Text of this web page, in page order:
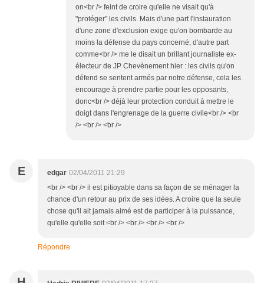
on<br /> feint de croire qu'elle ne visait qu'à
"protéger" les civils. Mais d'une part l'instauration
d'une zone d'exclusion exige qu'on bombarde au
moins la défense du pays concerné, d'autre part
comme<br /> me le disait un brillant journaliste ex-
électeur de JP Chevènement hier : les civils qu'on
défend se sentent armés par notre défense, cela les
encourage à prendre partie pour les opposants,
donc<br /> déjà leur protection conduit à mettre le
doigt dans l'engrenage de la guerre civile<br /> <br
/> <br /> <br />
E edgar 02/04/2011 21:29
<br /> <br /> il est pitioyable dans sa façon de se ménager la
chance d'un retour au prix de ses idées. A croire que la seule
chose qu'il ait jamais aimé est de participer à la puissance,
qu'elle qu'elle soit.<br /> <br /> <br /> <br />
Répondre